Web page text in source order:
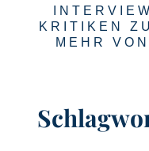
KRITIKEN
MEHR